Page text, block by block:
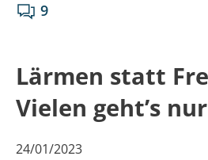
9
Lärmen statt
Vielen geht’s
24/01/2023